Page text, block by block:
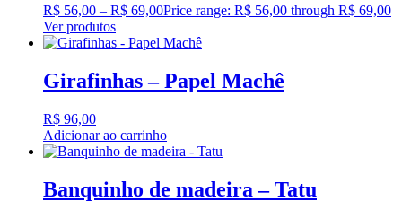
R$ 56,00 – R$ 69,00Price range: R$ 56,00 through R$ 69,00
Ver produtos
Girafinhas – Papel Machê
R$ 96,00
Adicionar ao carrinho
Banquinho de madeira – Tatu